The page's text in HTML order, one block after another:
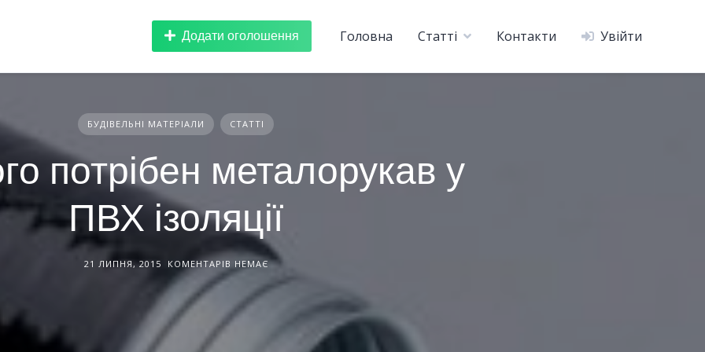
Головна Статті Контакти Увійти
Додати оголошення
БУДІВЕЛЬНІ МАТЕРІАЛИ СТАТТІ
потрібен металорукав у
ПВХ ізоляції
21 ЛИПНЯ, 2015 КОМЕНТАРІВ НЕМАЄ